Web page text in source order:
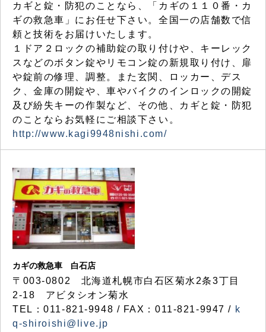
カギと錠・防犯のことなら、「カギの１１０番・カ
ギの救急車」にお任せ下さい。全国一の店舗数で信
頼と技術をお届けいたします。
１ドア２ロックの補助錠の取り付けや、キーレック
スなどのボタン錠やリモコン錠の新規取り付け、扉
や錠前の修理、調整。また玄関、ロッカー、デス
ク、金庫の開錠や、車やバイクのインロックの開錠
及び紛失キーの作製など、その他、カギと錠・防犯
のことならお気軽にご相談下さい。
http://www.kagi9948nishi.com/
カギの救急車 白石店
〒003-0802 北海道札幌市白石区菊水2条3丁目
2-18 アビタシオン菊水
TEL：011-821-9948 / FAX：011-821-9947 / k
q-shiroishi@live.jp